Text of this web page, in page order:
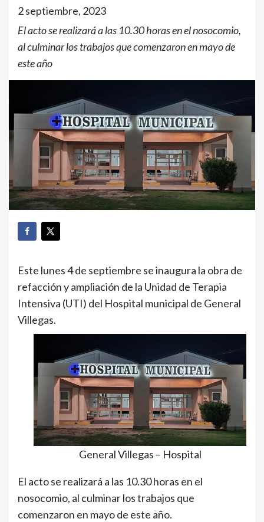
2 septiembre, 2023
El acto se realizará a las 10.30 horas en el nosocomio,
al culminar los trabajos que comenzaron en mayo de
este año
Este lunes 4 de septiembre se inaugura la obra de
refacción y ampliación de la Unidad de Terapia
Intensiva (UTI) del Hospital municipal de General
Villegas.
General Villegas – Hospital
El acto se realizará a las 10.30 horas en el
nosocomio, al culminar los trabajos que
comenzaron en mayo de este año.